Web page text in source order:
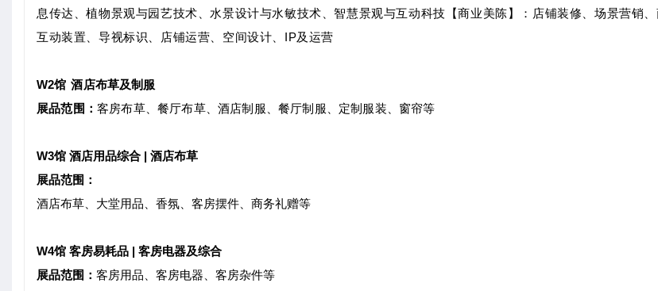
息传达、植物景观与园艺技术、水景设计与水敏技术、智慧景观与互动科技 【商业美陈】：店铺装修、场景营销
互动装置、导视标识、店铺运营、空间设计、IP及运营
W2馆 酒店布草及制服
展品范围： 客房布草、餐厅布草、酒店制服、餐厅制服、定制服装、窗帘等
W3馆 酒店用品综合 | 酒店布草
展品范围：
酒店布草、大堂用品、香氛、客房摆件、商务礼赠等
W4馆 客房易耗品 | 客房电器及综合
展品范围： 客房用品、客房电器、客房杂件等